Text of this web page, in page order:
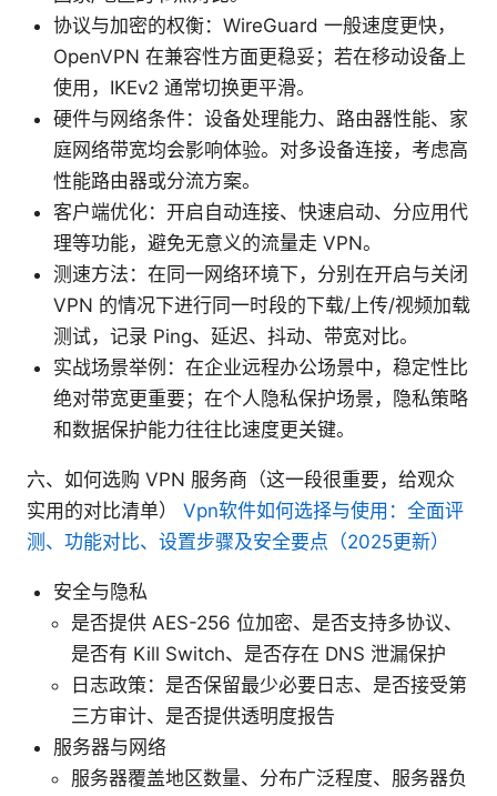
协议与加密的权衡：WireGuard 一般速度更快，
OpenVPN 在兼容性方面更稳妥；若在移动设备上
使用，IKEv2 通常切换更平滑。
硬件与网络条件：设备处理能力、路由器性能、家
庭网络带宽均会影响体验。对多设备连接，考虑高
性能路由器或分流方案。
客户端优化：开启自动连接、快速启动、分应用代
理等功能，避免无意义的流量走 VPN。
测速方法：在同一网络环境下，分别在开启与关闭
VPN 的情况下进行同一时段的下载/上传/视频加载
测试，记录 Ping、延迟、抖动、带宽对比。
实战场景举例：在企业远程办公场景中，稳定性比
绝对带宽更重要；在个人隐私保护场景，隐私策略
和数据保护能力往往比速度更关键。
六、如何选购 VPN 服务商（这一段很重要，给观众
实用的对比清单） Vpn软件如何选择与使用：全面评
测、功能对比、设置步骤及安全要点（2025更新）
安全与隐私
是否提供 AES-256 位加密、是否支持多协议、
是否有 Kill Switch、是否存在 DNS 泄漏保护
日志政策：是否保留最少必要日志、是否接受第
三方审计、是否提供透明度报告
服务器与网络
服务器覆盖地区数量、分布广泛程度、服务器负